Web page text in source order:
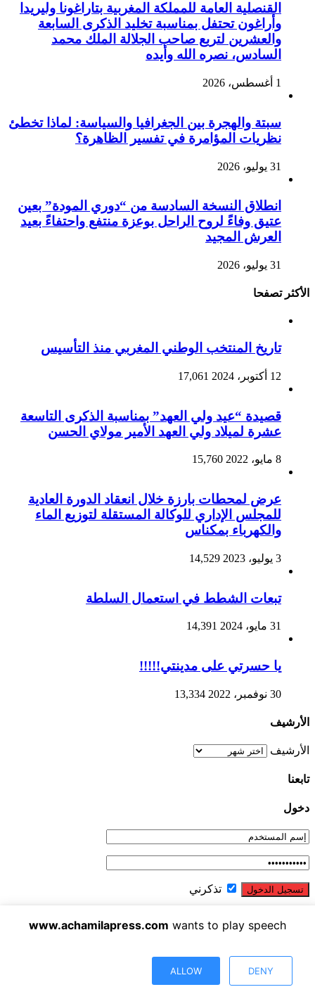
القنصلية العامة للمملكة المغربية بتاراغونا وليريدا
وأراغون تحتفل بمناسبة تخليد الذكرى السابعة
والعشرين لتربع صاحب الجلالة الملك محمد
السادس، نصره الله وأيده
1 أغسطس، 2026
سبتة والهجرة بين الجغرافيا والسياسة: لماذا تخطئ
نظريات المؤامرة في تفسير الظاهرة؟
31 يوليو، 2026
انطلاق النسخة السادسة من “دوري المودة” بعين
عتيق وفاءً لروح الراحل بوعزة منتفع واحتفاءً بعيد
العرش المجيد
31 يوليو، 2026
الأكثر تصفحا
تاريخ المنتخب الوطني المغربي منذ التأسيس
12 أكتوبر، 2024 17,061
قصيدة “عيد ولي العهد” بمناسبة الذكرى التاسعة
عشرة لميلاد ولي العهد الأمير مولاي الحسن
8 مايو، 2022 15,760
عرض لمحطات بارزة خلال انعقاد الدورة العادية
للمجلس الإداري للوكالة المستقلة لتوزيع الماء
والكهرباء بمكناس
3 يوليو، 2023 14,529
تبعات الشطط في استعمال السلطة
31 مايو، 2024 14,391
يا حسرتي على مدينتي!!!!!
30 نوفمبر، 2022 13,334
الأرشيف
الأرشيف
تابعنا
دخول
تذكرني
17040538
E-mail : achamilapress@gmail.com
www.achamilapress.com wants to play speech
DENY
ALLOW